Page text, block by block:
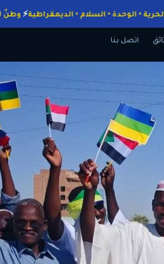
الحرية • الوحدة • السلام • الديمقراطية
اتصل بنا